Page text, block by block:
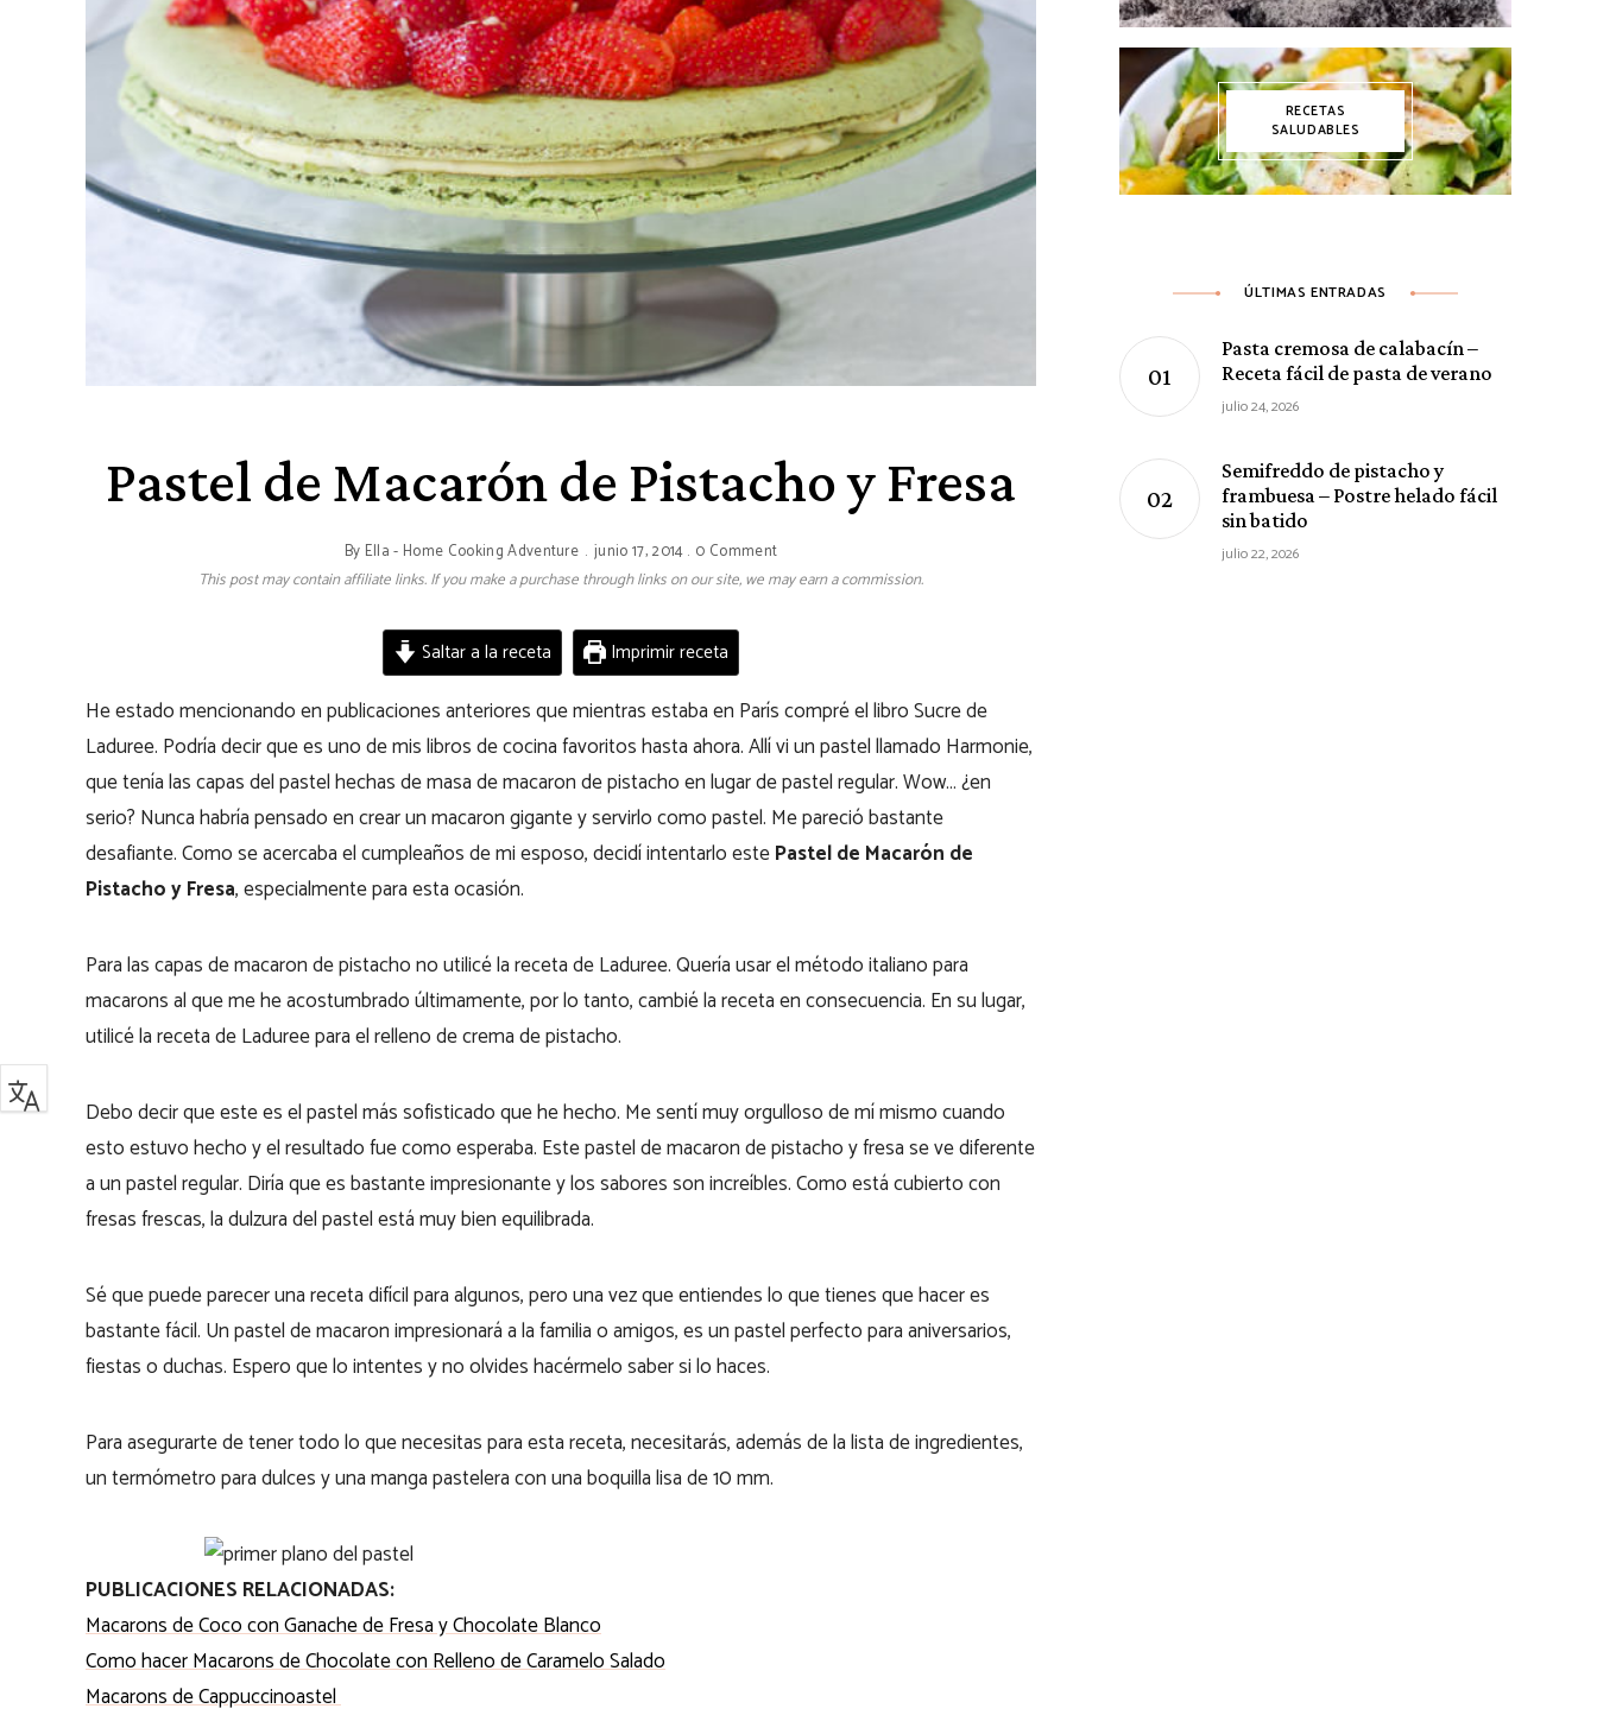
Pastel de Macarón de Pistacho y Fresa
By Ella - Home Cooking Adventure junio 17, 2014 0 Comment
This post may contain affiliate links. If you make a purchase through links on our site, we may earn a commission.
Saltar a la receta Imprimir receta
He estado mencionando en publicaciones anteriores que mientras estaba en París compré el libro Sucre de
Laduree. Podría decir que es uno de mis libros de cocina favoritos hasta ahora. Allí vi un pastel llamado Harmonie,
que tenía las capas del pastel hechas de masa de macaron de pistacho en lugar de pastel regular. Wow… ¿en
serio? Nunca habría pensado en crear un macaron gigante y servirlo como pastel. Me pareció bastante
desafiante. Como se acercaba el cumpleaños de mi esposo, decidí intentarlo estePastel de Macarón de
Pistacho y Fresa, especialmente para esta ocasión.
Para las capas de macaron de pistacho no utilicé la receta de Laduree. Quería usar el método italiano para
macarons al que me he acostumbrado últimamente, por lo tanto, cambié la receta en consecuencia. En su lugar,
utilicé la receta de Laduree para el relleno de crema de pistacho.
Debo decir que este es el pastel más sofisticado que he hecho. Me sentí muy orgulloso de mí mismo cuando
esto estuvo hecho y el resultado fue como esperaba. Este pastel de macaron de pistacho y fresa se ve diferente
a un pastel regular. Diría que es bastante impresionante y los sabores son increíbles. Como está cubierto con
fresas frescas, la dulzura del pastel está muy bien equilibrada.
Sé que puede parecer una receta difícil para algunos, pero una vez que entiendes lo que tienes que hacer es
bastante fácil. Un pastel de macaron impresionará a la familia o amigos, es un pastel perfecto para aniversarios,
fiestas o duchas. Espero que lo intentes y no olvides hacérmelo saber si lo haces.
Para asegurarte de tener todo lo que necesitas para esta receta, necesitarás, además de la lista de ingredientes,
un termómetro para dulces y una manga pastelera con una boquilla lisa de 10 mm.
PUBLICACIONES RELACIONADAS:
Macarons de Coco con Ganache de Fresa y Chocolate Blanco
Como hacer Macarons de Chocolate con Relleno de Caramelo Salado
Macarons de Cappuccinoastel
RECETAS
SALUDABLES
ÚLTIMAS ENTRADAS
Pasta cremosa de calabacín –
Receta fácil de pasta de verano
julio 24, 2026
Semifreddo de pistacho y
frambuesa – Postre helado fácil
sin batido
julio 22, 2026